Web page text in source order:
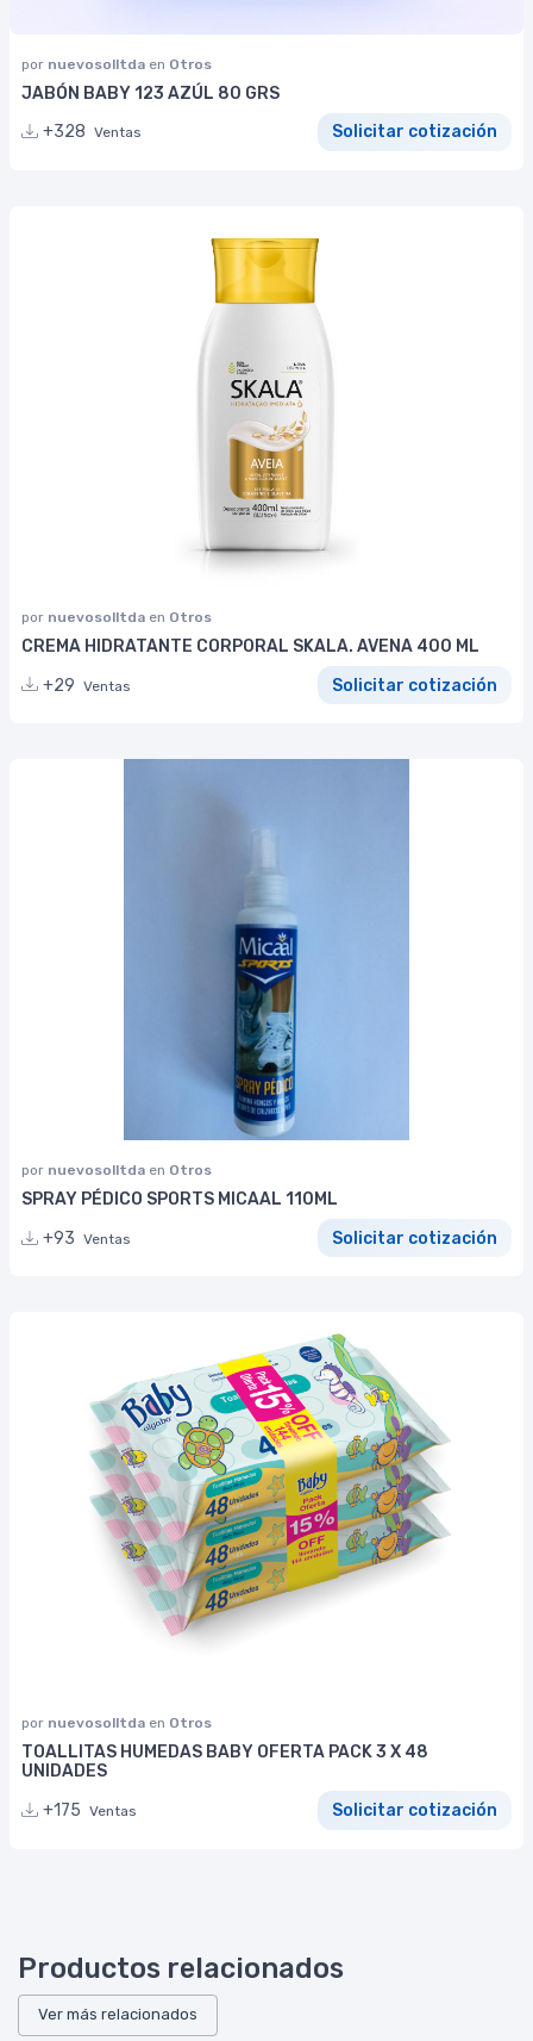
por nuevosolltda en Otros
JABÓN BABY 123 AZÚL 80 GRS
+328 Ventas Solicitar cotización
por nuevosolltda en Otros
CREMA HIDRATANTE CORPORAL SKALA. AVENA 400 ML
+29 Ventas Solicitar cotización
por nuevosolltda en Otros
SPRAY PÉDICO SPORTS MICAAL 110ML
+93 Ventas Solicitar cotización
por nuevosolltda en Otros
TOALLITAS HUMEDAS BABY OFERTA PACK 3 X 48
UNIDADES
+175 Ventas Solicitar cotización
Productos relacionados
Ver más relacionados